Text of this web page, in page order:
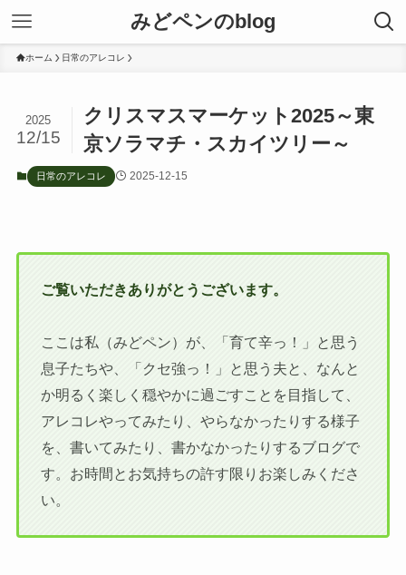
みどペンのblog
ホーム 日常のアレコレ
クリスマスマーケット2025～東
京ソラマチ・スカイツリー～
2025
12/15
日常のアレコレ 2025-12-15
ご覧いただきありがとうございます。
ここは私（みどペン）が、「育て辛っ！」と思う
息子たちや、「クセ強っ！」と思う夫と、なんと
か明るく楽しく穏やかに過ごすことを目指して、
アレコレやってみたり、やらなかったりする様子
を、書いてみたり、書かなかったりするブログで
す。お時間とお気持ちの許す限りお楽しみくださ
い。